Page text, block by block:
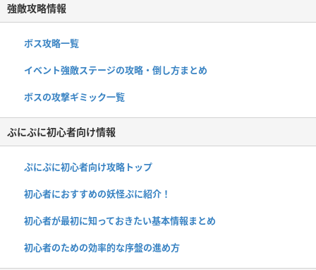
強敵攻略情報
ボス攻略一覧
イベント強敵ステージの攻略・倒し方まとめ
ボスの攻撃ギミック一覧
ぷにぷに初心者向け情報
ぷにぷに初心者向け攻略トップ
初心者におすすめの妖怪ぷに紹介！
初心者が最初に知っておきたい基本情報まとめ
初心者のための効率的な序盤の進め方